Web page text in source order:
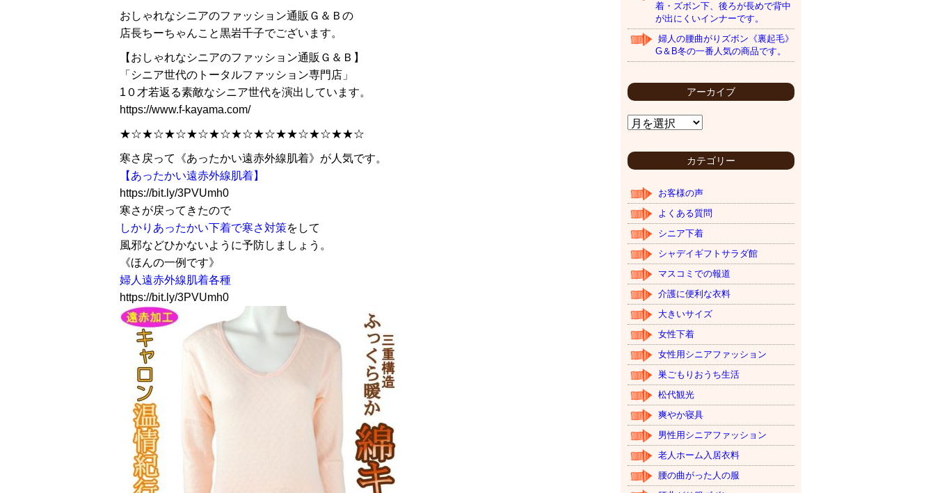
おしゃれなシニアのファッション通販Ｇ＆Ｂの
店長ちーちゃんこと黒岩千子でございます。
【おしゃれなシニアのファッション通販Ｇ＆Ｂ】
「シニア世代のトータルファッション専門店」
1０才若返る素敵なシニア世代を演出しています。
https://www.f-kayama.com/
★☆★☆★☆★☆★☆★☆★☆★★☆★☆★★☆
寒さ戻って《あったかい遠赤外線肌着》が人気です。
【あったかい遠赤外線肌着】
https://bit.ly/3PVUmh0
寒さが戻ってきたので
しかりあったかい下着で寒さ対策をして
風邪などひかないように予防しましょう。
《ほんの一例です》
婦人遠赤外線肌着各種
https://bit.ly/3PVUmh0
着・ズボン下、後ろが長めで背中
が出にくいインナーです。
婦人の腰曲がりズボン《裏起毛》
G＆B冬の一番人気の商品です。
アーカイブ
ア
ー
イ
ブ
カテゴリー
お客様の声
よくある質問
シニア下着
シャデイギフトサラダ館
マスコミでの報道
介護に便利な衣料
大きいサイズ
女性下着
女性用シニアファッション
巣ごもりおうち生活
松代観光
爽やか寝具
男性用シニアファッション
老人ホーム入居衣料
腰の曲がった人の服